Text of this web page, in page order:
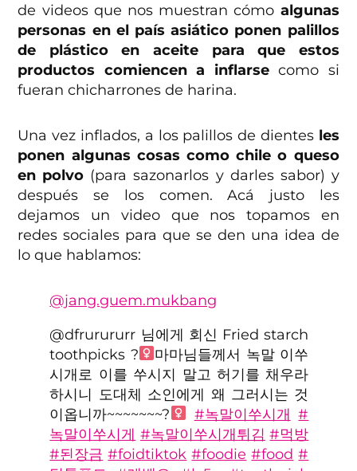
de videos que nos muestran cómo algunas
personas en el país asiático ponen palillos
de plástico en aceite
para que estos
productos comiencen a inflarsecomo si
fueran chicharrones de harina.
Una vez inflados, a los palillos de dientes les
ponen algunas cosas como chile o queso
en polvo (para sazonarlos y darles sabor) y
después se los comen. Acá justo les
dejamos un video que nos topamos en
redes sociales para que se den una idea de
lo que hablamos:
@jang.guem.mukbang
@dfrurururr 님에게 회신 Fried starch
toothpicks ?‍
마마님들께서 녹말 이쑤
시개로 이를 쑤시지 말고 허기를 채우라
하시니 도대체 소인에게 왜 그러시는 것
이옵니까~~~~~~~?‍
#녹말이쑤시개 #
녹말이쑤시게 #녹말이쑤시개튀김 #먹방
#된장금 #foidtiktok #foodie #food #